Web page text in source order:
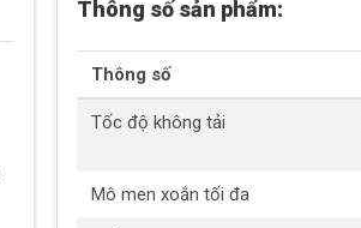
Thông số sản phẩm:
Thông số
Tốc độ không tải
Mô men xoắn tối đa